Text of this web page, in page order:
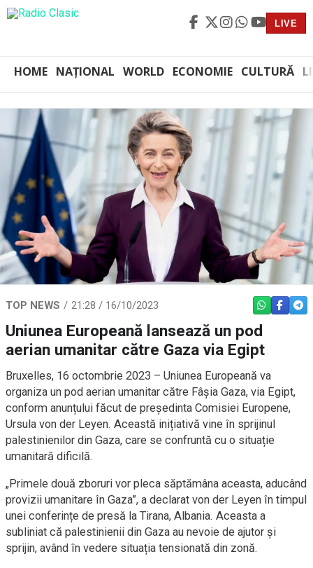
LIVE
HOME NAȚIONAL WORLD ECONOMIE CULTURĂ
TOP NEWS 21:28 / 16/10/2023 WHATSAPP
Uniunea Europeană lansează un pod
aerian umanitar către Gaza via Egipt
Bruxelles, 16 octombrie 2023 – Uniunea Europeană va
organiza un pod aerian umanitar către Fâșia Gaza, via Egipt,
conform anunțului făcut de președinta Comisiei Europene,
Ursula von der Leyen. Această inițiativă vine în sprijinul
palestinienilor din Gaza, care se confruntă cu o situație
umanitară dificilă.
„Primele două zboruri vor pleca săptămâna aceasta, aducând
provizii umanitare în Gaza”, a declarat von der Leyen în timpul
unei conferințe de presă la Tirana, Albania. Aceasta a
subliniat că palestinienii din Gaza au nevoie de ajutor și
sprijin, având în vedere situația tensionată din zonă.